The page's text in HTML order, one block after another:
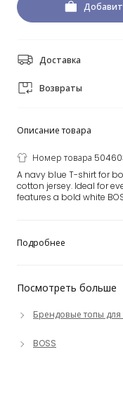
Доставка
Возвраты
Посмотреть больше
Брендовые топы
BOSS
Описание товара
Номер товара
A navy blue T-shirt for
cotton jersey. Ideal for
features a bold white
Подробнее